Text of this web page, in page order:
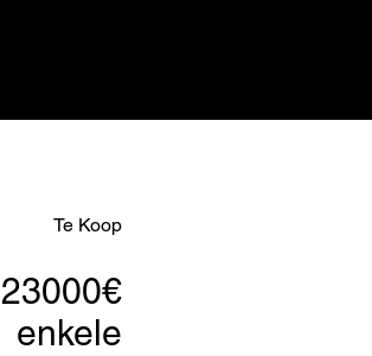
Te Koop
23000€
enkele